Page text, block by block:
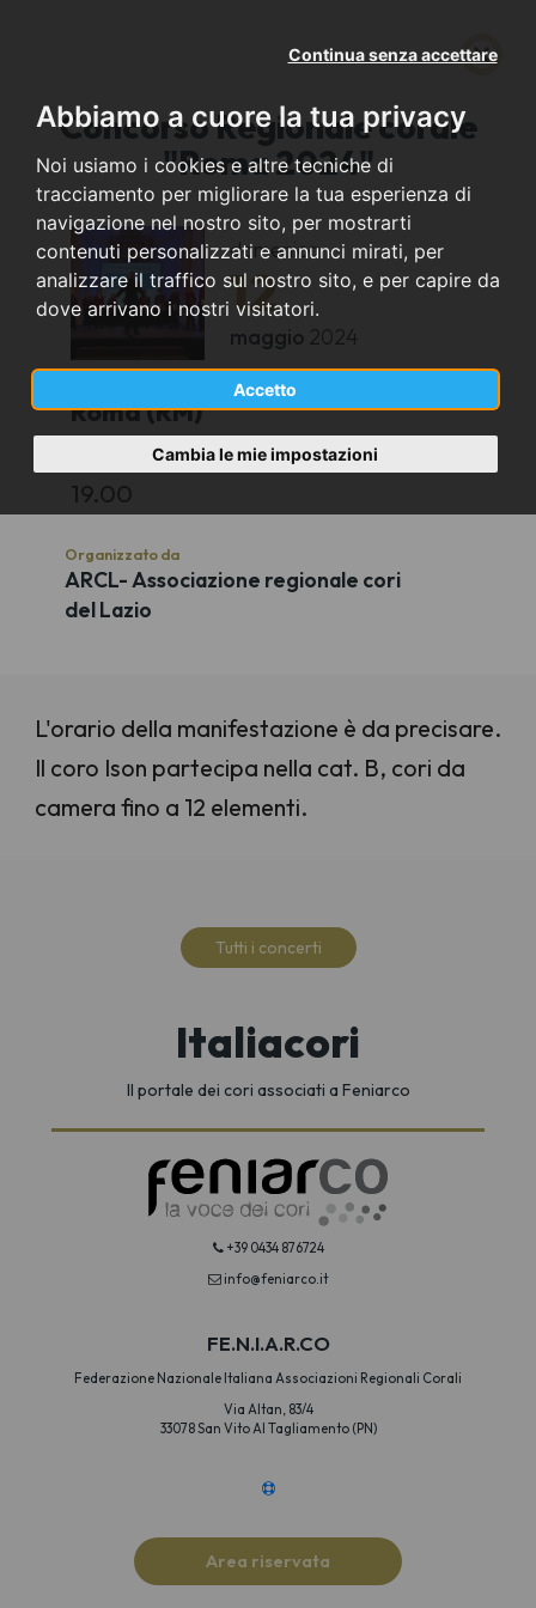
Abbiamo a cuore la tua privacy
Noi usiamo i cookies e altre tecniche di
tracciamento per migliorare la tua esperienza di
navigazione nel nostro sito, per mostrarti
contenuti personalizzati e annunci mirati, per
analizzare il traffico sul nostro sito, e per capire da
dove arrivano i nostri visitatori.
Accetto
Continua senza accettare
Cambia le mie impostazioni
Concorso Regionale corale
"Roma 2024"
domenica
12
maggio 2024
Roma (RM)
Aula magna Facoltà teologica Valdese
19.00
Organizzato da
ARCL- Associazione regionale cori
del Lazio
L'orario della manifestazione è da precisare.
Il coro Ison partecipa nella cat. B, cori da
camera fino a 12 elementi.
Tutti i concerti
Italiacori
Il portale dei cori associati a Feniarco
+39 0434 876724
info@feniarco.it
FE.N.I.A.R.CO
Federazione Nazionale Italiana Associazioni Regionali Corali
Via Altan, 83/4
33078 San Vito Al Tagliamento (PN)
Area riservata